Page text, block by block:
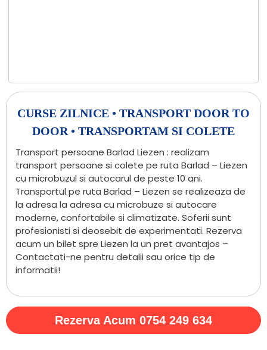
CURSE ZILNICE • TRANSPORT DOOR TO
DOOR • TRANSPORTAM SI COLETE
Transport persoane Barlad Liezen : realizam
transport persoane si colete pe ruta Barlad – Liezen
cu microbuzul si autocarul de peste 10 ani.
Transportul pe ruta Barlad – Liezen se realizeaza de
la adresa la adresa cu microbuze si autocare
moderne, confortabile si climatizate. Soferii sunt
profesionisti si deosebit de experimentati. Rezerva
acum un bilet spre Liezen la un pret avantajos –
Contactati-ne pentru detalii sau orice tip de
informatii!
Rezerva Acum 0754 249 634